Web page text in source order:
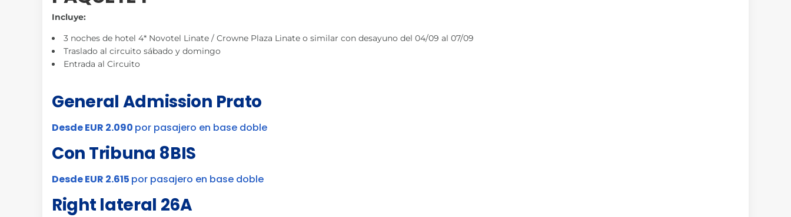
Incluye:
3 noches de hotel 4* Novotel Linate / Crowne Plaza Linate o similar con desayuno del 04/09 al 07/09
Traslado al circuito sábado y domingo
Entrada al Circuito
General Admission Prato
Desde EUR 2.090 por pasajero en base doble
Con Tribuna 8BIS
Desde EUR 2.615 por pasajero en base doble
Right lateral 26A